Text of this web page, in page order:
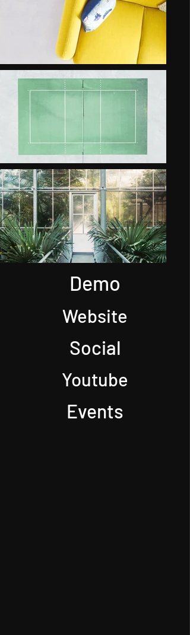
Demo
Website
Social
Youtube
Events